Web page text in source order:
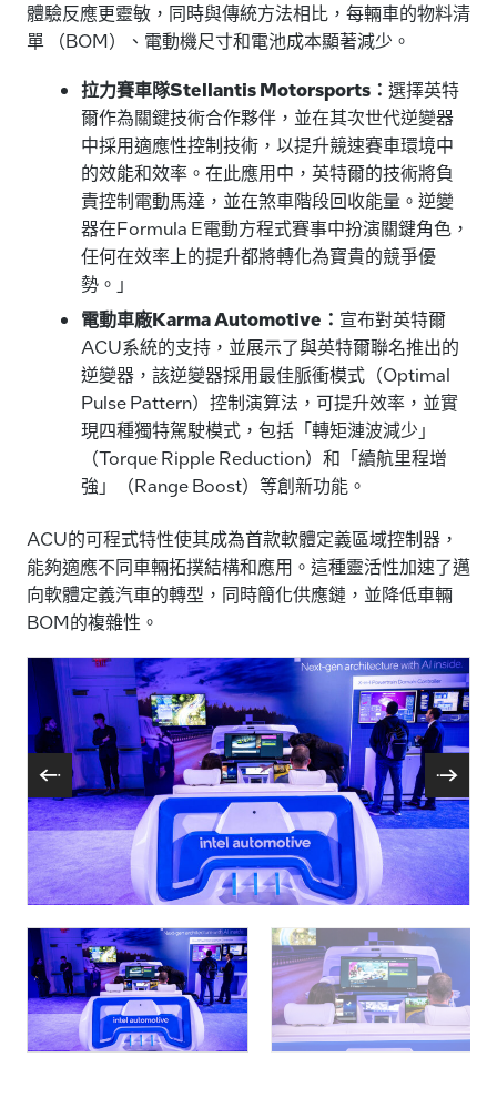
體驗反應更靈敏，同時與傳統方法相比，每輛車的物料清
單 （BOM）、電動機尺寸和電池成本顯著減少。
拉力賽車隊Stellantis Motorsports： 選擇英特
爾作為關鍵技術合作夥伴，並在其次世代逆變器
中採用適應性控制技術，以提升競速賽車環境中
的效能和效率。在此應用中，英特爾的技術將負
責控制電動馬達，並在煞車階段回收能量。逆變
器在Formula E電動方程式賽事中扮演關鍵角色，
任何在效率上的提升都將轉化為寶貴的競爭優
勢。」
電動車廠Karma Automotive： 宣布對英特爾
ACU系統的支持，並展示了與英特爾聯名推出的
逆變器，該逆變器採用最佳脈衝模式（Optimal
Pulse Pattern）控制演算法，可提升效率，並實
現四種獨特駕駛模式，包括「轉矩漣波減少」
（Torque Ripple Reduction）和「續航里程增
強」（Range Boost）等創新功能。
ACU的可程式特性使其成為首款軟體定義區域控制器，
能夠適應不同車輛拓撲結構和應用。這種靈活性加速了邁
向軟體定義汽車的轉型，同時簡化供應鏈，並降低車輛
BOM的複雜性。
A photo shows Intel's interactive AI-enhanced
software-defined vehicle demonstration at CES
2025 in Las Vegas. The Intel Automotive demo
showcases a leap in automotive technology that
turns vehicles from mere transportation into
intelligent, responsive environments that adapt to